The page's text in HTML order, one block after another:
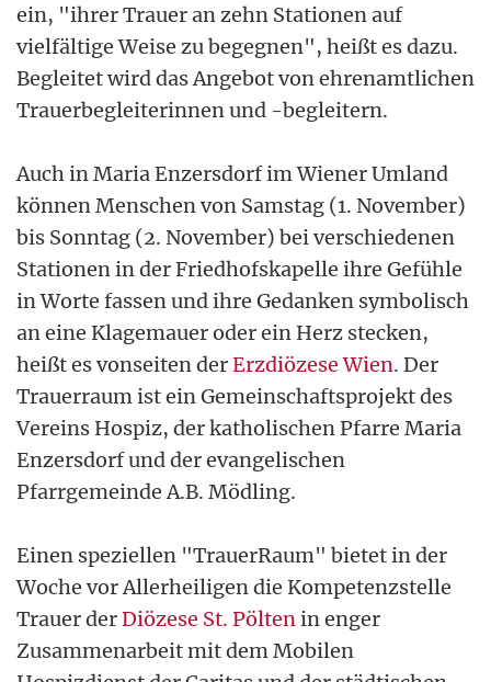
ein, "ihrer Trauer an zehn Stationen auf
vielfältige Weise zu begegnen", heißt es dazu.
Begleitet wird das Angebot von ehrenamtlichen
Trauerbegleiterinnen und -begleitern.
Auch in Maria Enzersdorf im Wiener Umland
können Menschen von Samstag (1. November)
bis Sonntag (2. November) bei verschiedenen
Stationen in der Friedhofskapelle ihre Gefühle
in Worte fassen und ihre Gedanken symbolisch
an eine Klagemauer oder ein Herz stecken,
heißt es vonseiten derErzdiözese Wien. Der
Trauerraum ist ein Gemeinschaftsprojekt des
Vereins Hospiz, der katholischen Pfarre Maria
Enzersdorf und der evangelischen
Pfarrgemeinde A.B. Mödling.
Einen speziellen "TrauerRaum" bietet in der
Woche vor Allerheiligen die Kompetenzstelle
Trauer derDiözese St. Pöltenin enger
Zusammenarbeit mit dem Mobilen